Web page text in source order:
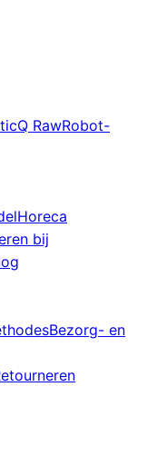
Q RawRobot-
Horeca
bij
Bezorg- en